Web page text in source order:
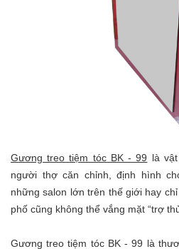
Gương treo tiệm tóc BK - 99 là
người thợ căn chỉnh, định hình
những salon lớn trên thế giới hay
phố cũng không thể vắng mặt “trợ
Gương treo tiệm tóc BK - 99 là